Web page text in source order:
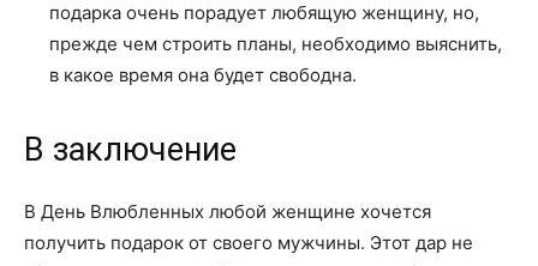
подарка очень порадует любящую женщину, но,
прежде чем строить планы, необходимо выяснить,
в какое время она будет свободна.
В заключение
В День Влюбленных любой женщине хочется
получить подарок от своего мужчины. Этот дар не